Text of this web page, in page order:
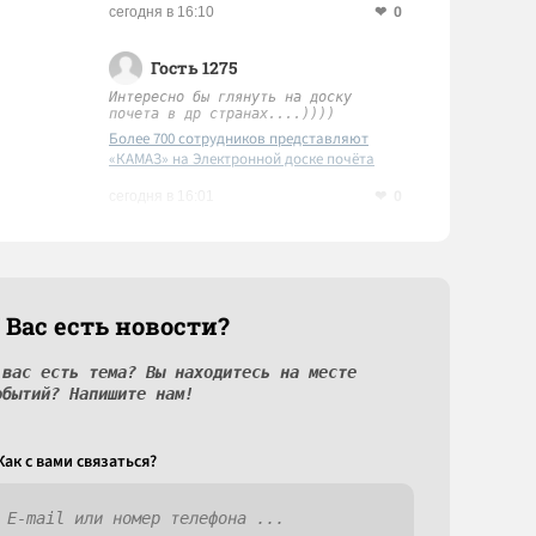
сегодня в 16:10 0
Гость 1275
Интересно бы глянуть на доску
почета в др странах....))))
Более 700 сотрудников представляют
«КАМАЗ» на Электронной доске почёта
есть новости?
есть тема? Вы находитесь на месте
Напишите нам!
c вами связаться?